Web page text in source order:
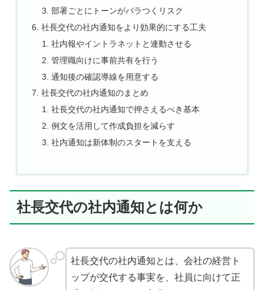
部署ごとにトーンがバラつくリスク
社長交代の社内通知をより効果的にする工夫
社内報やイントラネットと連動させる
管理職向けに事前共有を行う
通知後の確認導線を用意する
社長交代の社内通知のまとめ
社長交代の社内通知で押さえるべき基本
例文を活用して作成負担を減らす
社内通知は新体制のスタートを支える
社長交代の社内通知とは何か
社長交代の社内通知とは、会社の経営ト
ップが交代する事実を、社員に向けて正